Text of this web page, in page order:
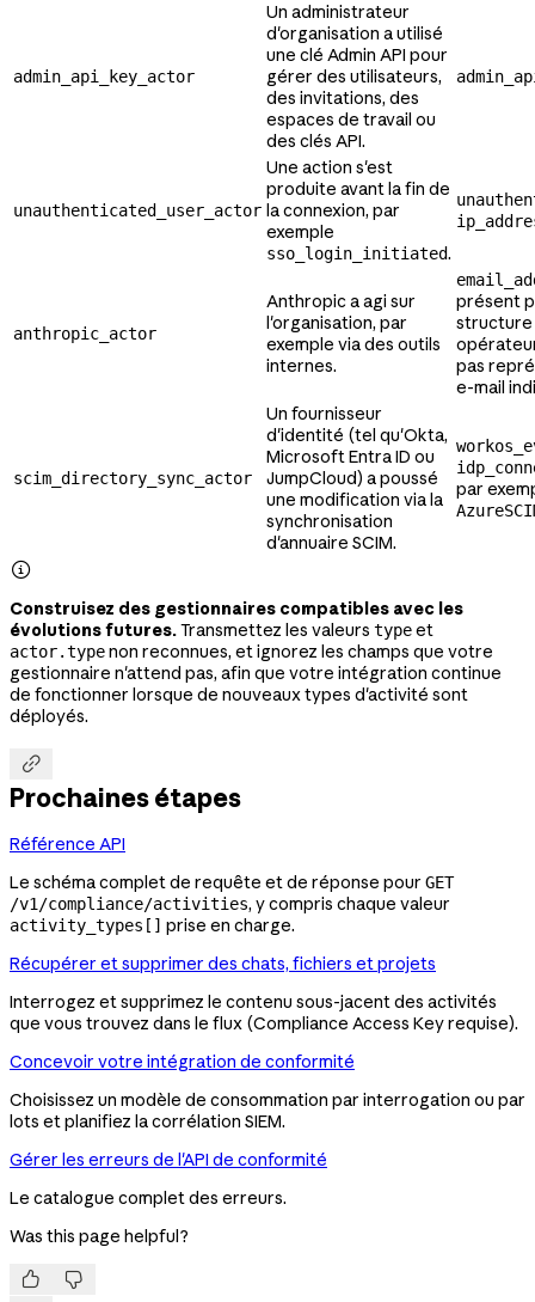
admin_api_key_actor
Un administrateur
d'organisation a utilisé
une clé Admin API pour
gérer des utilisateurs,
des invitations, des
espaces de travail ou
des clés API.
unauthenticated_user_actor
Une action s'est
produite avant la fin de
la connexion, par
exemple
sso_login_initiated.
anthropic_actor
Anthropic a agi sur
l'organisation, par
exemple via des outils
internes.
présent
pas
e-mail
scim_directory_sync_actor
Un fournisseur
d'identité (tel qu'Okta,
Microsoft Entra ID ou
JumpCloud) a poussé
une modification via la
synchronisation
d'annuaire SCIM.
par

Construisez des gestionnaires compatibles avec les
évolutions futures.Transmettez les valeurs typeet
actor.typenon reconnues, et ignorez les champs que votre
gestionnaire n'attend pas, afin que votre intégration continue
de fonctionner lorsque de nouveaux types d'activité sont
déployés.

Prochaines étapes
Référence API
Le schéma complet de requête et de réponse pour GET
/v1/compliance/activities, y compris chaque valeur
activity_types[] prise en charge.
Récupérer et supprimer des chats, fichiers et projets
Interrogez et supprimez le contenu sous-jacent des activités
que vous trouvez dans le flux (Compliance Access Key requise).
Concevoir votre intégration de conformité
Choisissez un modèle de consommation par interrogation ou par
lots et planifiez la corrélation SIEM.
Gérer les erreurs de l'API de conformité
Le catalogue complet des erreurs.
Was this page helpful?
 